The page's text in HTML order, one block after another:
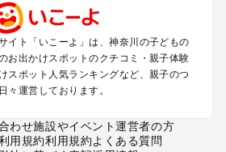
真鶴のプールお出かけ
野原のプールお出かけ
吉・青葉台・鶴見のプールお出かけ
出かけ
谷・仙石原・芦ノ湖）のプールお出か
イト「いこーよ」は、神奈川の子どもの
お出かけスポットのクチコミ・親子体験
スポット人気ランキングなど、親子のつ
々運営しております。
わせ施設やイベント運営者の方
用規約利用規約よくある質問